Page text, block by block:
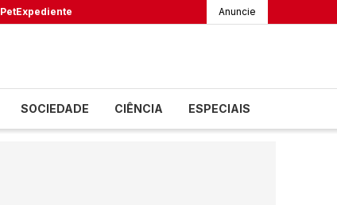
PetExpediente Anuncie
SOCIEDADE CIÊNCIA ESPECIAIS